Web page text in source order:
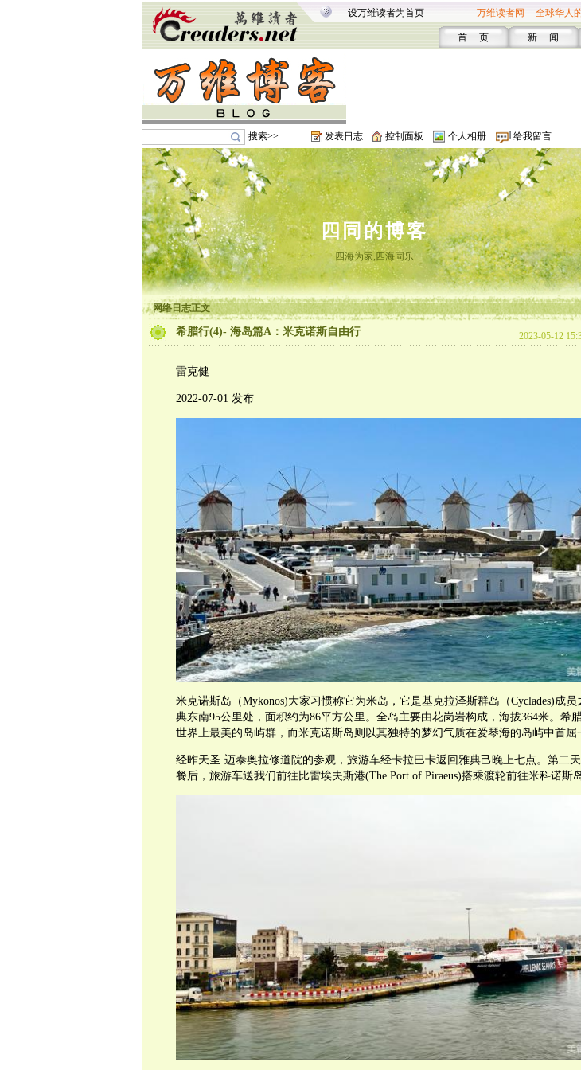
设万维读者为首页 万维读者网 -- 全球华人
首 页 新 闻
搜索>> 发表日志 控制面板 个人相册 给我留言
四同的博客
四海为家,四海同乐
网络日志正文
希腊行(4)- 海岛篇A：米克诺斯自由行 2023-05-12
雷克健
2022-07-01 发布
米克诺斯岛（Mykonos)大家习惯称它为米岛，它是基克拉泽斯群岛（Cyclades)成
典东南95公里处，面积约为86平方公里。全岛主要由花岗岩构成，海拔364米。希
世界上最美的岛屿群，而米克诺斯岛则以其独特的梦幻气质在爱琴海的岛屿中首屈
经昨天圣·迈泰奥拉修道院的参观，旅游车经卡拉巴卡返回雅典己晚上七点。第二
餐后，旅游车送我们前往比雷埃夫斯港(The Port of Piraeus)搭乘渡轮前往米科诺斯岛